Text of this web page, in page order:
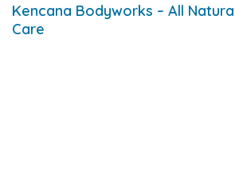
Kencana Bodyworks – All
Care